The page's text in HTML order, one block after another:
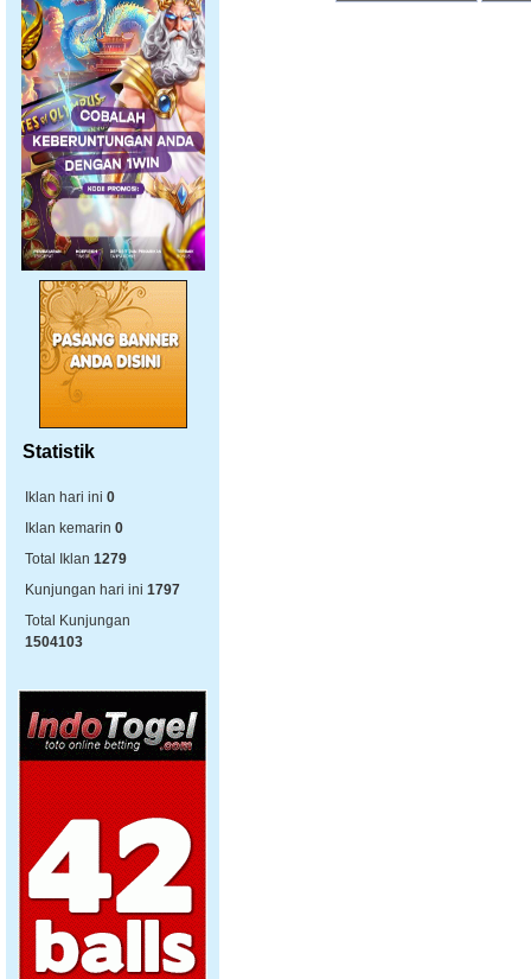
Statistik
Iklan hari ini 0
Iklan kemarin 0
Total Iklan 1279
Kunjungan hari ini 1797
Total Kunjungan
1504103